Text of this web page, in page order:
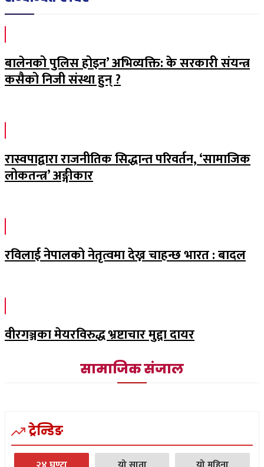
बालेनको पुलिस होइन’ अभिव्यक्ति: के सरकारी संयन्त्र
कसैको निजी संस्था हुन् ?
रास्वपाद्वारा राजनीतिक सिद्धान्त परिवर्तन, ‘सामाजिक
लोकतन्त्र’ अङ्गीकार
रविलाई नेपालको नेतृत्वमा देख्न चाहन्छ भारत : बादल
वीरगञ्जका मेयरविरुद्ध भ्रष्टाचार मुद्दा दायर
सामाजिक संजाल
ट्रेन्डिङ